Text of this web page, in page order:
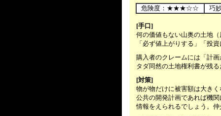
危険度：★★★☆☆ 巧
[手口]
何の価値もない山奥の土地（
「必ず値上がりする」「投資
購入者のクレームには「計画
タダ同然の土地権利書が残る
[対策]
物が物だけに被害額は大きく
公共の開発計画であれば機関
情報をえられるでしょう。仲